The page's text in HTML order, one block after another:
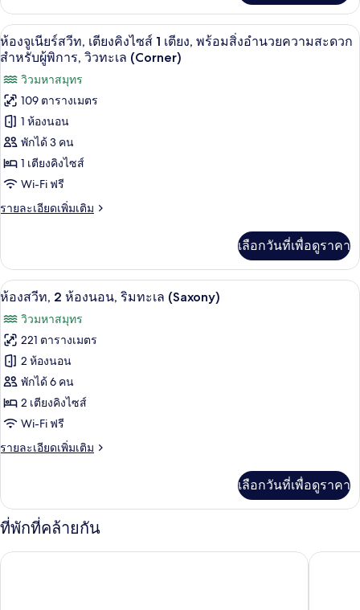
พร้อม
สิ่ง
อำนวย
ความ
สะดวก
สำหรับ
ผู้
พิการ
(Corner)
เกี่ยว
กับ
ห้อง
พรีเมียร์
ท,
ห้อง
นอน,
พร้อม
อำนวย
ความ
สำหรับ
เปิด
ภาพถ่าย
ทั้งหมด
ของ
ห้อง
จู
เนียร์
ไซส์
1
พร้อม
สิ่ง
อำนวย
ความ
สะดวก
สำหรับ
พิการ,
วิว
(Corner)
เครื่องนอนระดับพรีเมียม, มินิบาร์, ตู้นิ
4
ห้องจูเนียร์สวีท, เตียงคิงไซส์ 1 เตียง, พร้อมสิ่งอำนวยความสะดวก
สำหรับผู้พิการ, วิวทะเล (Corner)
วิวมหาสมุทร
109 ตารางเมตร
1 ห้องนอน
พักได้ 3 คน
1 เตียงคิงไซส์
Wi-Fi ฟรี
รายละเอียดเพิ่มเติม
ราย
เกี่ยว
กับ
ห้อง
เนียร์
สวี
ท,
เตียง
คิง
ไซส์
เตียง,
สิ่ง
สะดวก
สำหรับ
ผู้
วิว
เลือกวันที่เพื่อดูราคา
เปิด
ภาพถ่าย
ทั้งหมด
ของ
ห้อง
สวีท,
2
ห้อง
ริม
ทะเล
(Saxony)
ห้องสวีท, 2 ห้องนอน, ริมทะเล
3
ห้องสวีท, 2 ห้องนอน, ริมทะเล (Saxony)
วิวมหาสมุทร
221 ตารางเมตร
2 ห้องนอน
พักได้ 6 คน
2 เตียงคิงไซส์
Wi-Fi ฟรี
รายละเอียดเพิ่มเติม
ราย
เกี่ยว
กับ
ห้อง
ท,
เลือกวันที่เพื่อดูราคา
ที่พักที่คล้ายกัน
เดอะไมอามี บีช เอดิชั่น ฟงแตนโ